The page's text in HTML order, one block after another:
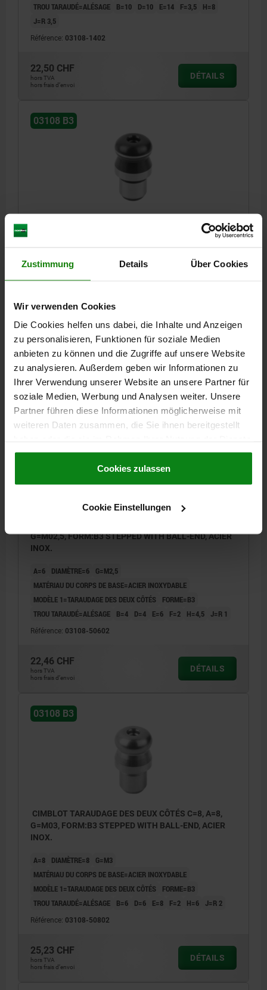
Zustimmung Details Über Cookies
Wir verwenden Cookies
Die Cookies helfen uns dabei, die Inhalte und Anzeigen
zu personalisieren, Funktionen für soziale Medien
anbieten zu können und die Zugriffe auf unsere Website
zu analysieren. Außerdem geben wir Informationen zu
Ihrer Verwendung unserer Website an unsere Partner für
soziale Medien, Werbung und Analysen weiter. Unsere
Partner führen diese Informationen möglicherweise mit
weiteren Daten zusammen, die Sie ihnen bereitgestellt
gesammelt haben.Cookie Richtlinien
Datenschutz|AGB
Cookies zulassen
Cookie Einstellungen
TROU TARAUDÉ=ALÉSAGE
B=10 D=10 E=14 F=3,5
H=8
J=R 3,5
Référence: 03108-1402
22,50 CHF
hors TVA
hors frais d’envoi
DÉTAILS
03108 B3
CIMBLOT TARAUDAGE DES DEUX CÔTÉS C=16, A=16,
G=M05, FORM:B3 STEPPED WITH BALL-END, ACIER À
A=16 DIAMÈTRE=16
MATÉRIAU DU CORPS DE BASE=ACIER À OUTILS
TROU TARAUDÉ=ALÉSAGE
J=R 4
Référence:03108-1602
23,14 CHF
hors TVA
DÉTAILS
03108 B3
G=M02,5, FORM:B3 STEPPED WITH BALL-END, ACIER
INOX.
A=6 DIAMÈTRE=6
G=M2,5
MATÉRIAU DU CORPS DE BASE=ACIER INOXYDABLE
MODÈLE 1=TARAUDAGE DES DEUX CÔTÉS
FORME=B3
TROU TARAUDÉ=ALÉSAGE
B=4 D=4 E=6 F=2 H=4,5 J=R 1
Référence: 03108-50602
22,46 CHF
hors TVA
hors frais d’envoi
DÉTAILS
03108 B3
CIMBLOT TARAUDAGE DES DEUX CÔTÉS C=8, A=8,
G=M03, FORM:B3 STEPPED WITH BALL-END, ACIER
INOX.
A=8 DIAMÈTRE=8
G=M3
MATÉRIAU DU CORPS DE BASE=ACIER INOXYDABLE
MODÈLE 1=TARAUDAGE DES DEUX CÔTÉS
FORME=B3
TROU TARAUDÉ=ALÉSAGE
B=6 D=6 E=8 F=2 H=6 J=R 2
Référence: 03108-50802
25,23 CHF
hors TVA
hors frais d’envoi
DÉTAILS